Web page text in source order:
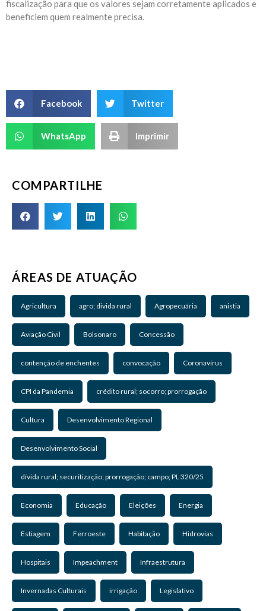
fiscalização para que os valores sejam corretamente aplicados e
beneficiem quem realmente precisa.
Facebook Twitter
WhatsApp Imprimir
COMPARTILHE
ÁREAS DE ATUAÇÃO
Agricultura agro; divida rural Agropecuária anistia
Aviação Civil Bolsonaro Concessão
contenção de enchentes convocação Coronavírus
CPI da Pandemia crédito rural; socorro; prorrogação
Cultura Desenvolvimento Regional
Desenvolvimento Social
dívida rural; securitização; prorrogação; campo; PL 320/25
Economia Educação Eleições Energia
Estiagem Ferroeste Habitação Hidrovias
Hospitais Impeachment Infraestrutura
Invernadas Culturais irrigação Legislativo